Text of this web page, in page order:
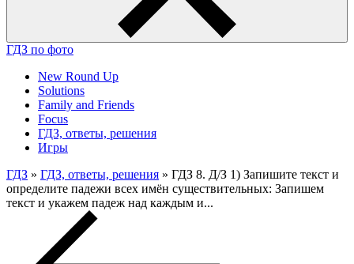
ГДЗ по фото
New Round Up
Solutions
Family and Friends
Focus
ГДЗ, ответы, решения
Игры
ГДЗ » ГДЗ, ответы, решения » ГДЗ 8. Д/З 1) Запишите текст и
определите падежи всех имён существительных: Запишем
текст и укажем падеж над каждым и...